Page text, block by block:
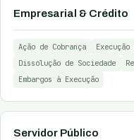
Empresarial & Crédito
Ação de Cobrança
Dissolução de Sociedade
Embargos à Execução
Servidor Público